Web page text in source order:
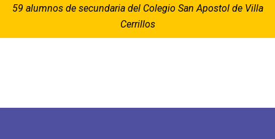
59 alumnos de secundaria del Colegio San Apostol de Villa
Cerrillos